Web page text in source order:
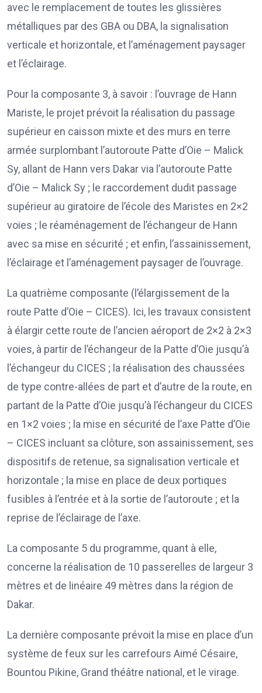
avec le remplacement de toutes les glissières
métalliques par des GBA ou DBA, la signalisation
verticale et horizontale, et l’aménagement paysager
et l’éclairage.
Pour la composante 3, à savoir : l’ouvrage de Hann
Mariste, le projet prévoit la réalisation du passage
supérieur en caisson mixte et des murs en terre
armée surplombant l’autoroute Patte d’Oie – Malick
Sy, allant de Hann vers Dakar via l’autoroute Patte
d’Oie – Malick Sy ; le raccordement dudit passage
supérieur au giratoire de l’école des Maristes en 2×2
voies ; le réaménagement de l’échangeur de Hann
avec sa mise en sécurité ; et enfin, l’assainissement,
l’éclairage et l’aménagement paysager de l’ouvrage.
La quatrième composante (l’élargissement de la
route Patte d’Oie – CICES). Ici, les travaux consistent
à élargir cette route de l’ancien aéroport de 2×2 à 2×3
voies, à partir de l’échangeur de la Patte d’Oie jusqu’à
l’échangeur du CICES ; la réalisation des chaussées
de type contre-allées de part et d’autre de la route, en
partant de la Patte d’Oie jusqu’à l’échangeur du CICES
en 1×2 voies ; la mise en sécurité de l’axe Patte d’Oie
– CICES incluant sa clôture, son assainissement, ses
dispositifs de retenue, sa signalisation verticale et
horizontale ; la mise en place de deux portiques
fusibles à l’entrée et à la sortie de l’autoroute ; et la
reprise de l’éclairage de l’axe.
La composante 5 du programme, quant à elle,
concerne la réalisation de 10 passerelles de largeur 3
mètres et de linéaire 49 mètres dans la région de
Dakar.
La dernière composante prévoit la mise en place d’un
système de feux sur les carrefours Aimé Césaire,
Bountou Pikine, Grand théâtre national, et le virage.